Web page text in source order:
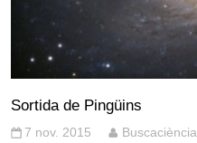
Sortida de Pingüins
7 nov. 2015 Buscaciència